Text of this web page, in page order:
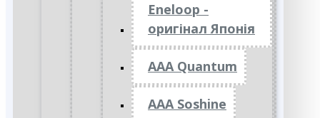
Eneloop -
оригінал Японія
AAA Quantum
AAA Soshine